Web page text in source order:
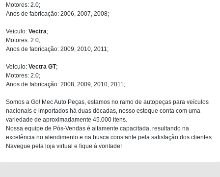
Motores: 2.0;
Anos de fabricação: 2006, 2007, 2008;
Veiculo: Vectra;
Motores: 2.0;
Anos de fabricação: 2009, 2010, 2011;
Veiculo: Vectra GT;
Motores: 2.0;
Anos de fabricação: 2008, 2009, 2010, 2011;
Somos a Go! Mec Auto Peças, estamos no ramo de autopeças para veículos
nacionais e importados há duas décadas, nosso estoque conta com uma
variedade de aproximadamente 45.000 itens.
Nossa equipe de Pós-Vendas é altamente capacitada, resultando na
excelência no atendimento e na busca constante pela satisfação dos clientes.
Navegue pela loja virtual e fique à vontade!